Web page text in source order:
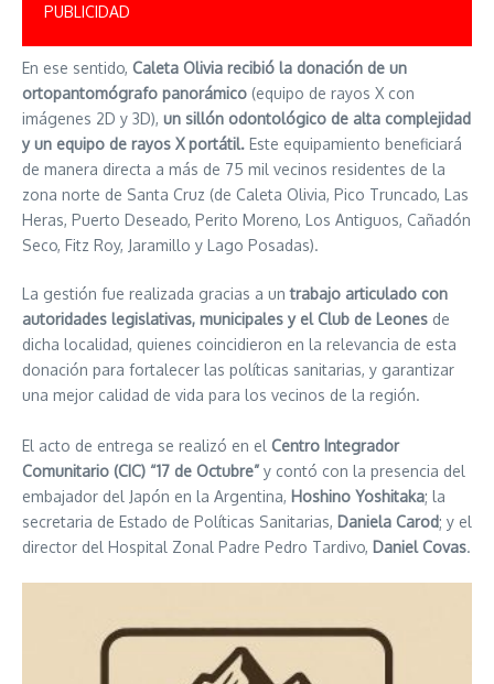
PUBLICIDAD
En ese sentido, Caleta Olivia recibió la donación de un
ortopantomógrafo panorámico (equipo de rayos X con
imágenes 2D y 3D), un sillón odontológico de alta complejidad
y un equipo de rayos X portátil. Este equipamiento beneficiará
de manera directa a más de 75 mil vecinos residentes de la
zona norte de Santa Cruz (de Caleta Olivia, Pico Truncado, Las
Heras, Puerto Deseado, Perito Moreno, Los Antiguos, Cañadón
Seco, Fitz Roy, Jaramillo y Lago Posadas).
La gestión fue realizada gracias a untrabajo articulado con
autoridades legislativas, municipales y el Club de Leones de
dicha localidad, quienes coincidieron en la relevancia de esta
donación para fortalecer las políticas sanitarias, y garantizar
una mejor calidad de vida para los vecinos de la región.
El acto de entrega se realizó en el Centro Integrador
Comunitario (CIC) “17 de Octubre” y contó con la presencia del
embajador del Japón en la Argentina, Hoshino Yoshitaka; la
secretaria de Estado de Políticas Sanitarias, Daniela Carod; y el
director del Hospital Zonal Padre Pedro Tardivo, Daniel Covas.